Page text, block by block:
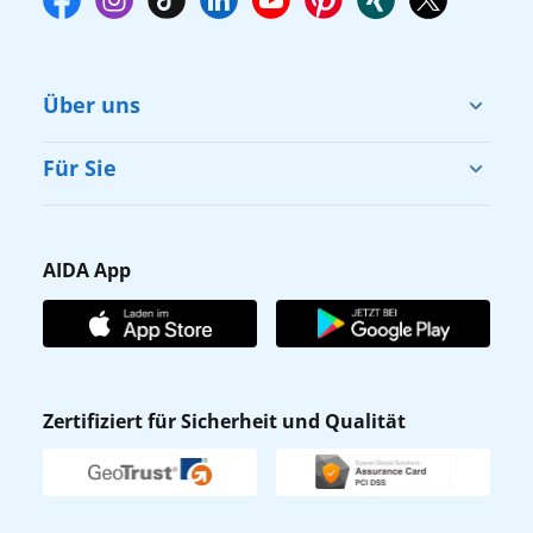
Über uns
Cruise & Help
Karriere
Affiliateprogramm
Verhaltens- & Ethikkodex
Newsletter
Für Sie
Gästefragebogen
AIDA Club
AIDA App
AIDA App
Zertifiziert für Sicherheit und Qualität